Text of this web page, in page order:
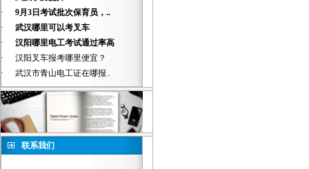
·
9月3日考试批次保育员，..
·
武汉哪里可以考叉车
·
汉阳哪里电工考试通过率高
·
汉阳叉车报考哪里便宜？
·
武汉市青山电工证在哪报..
联系我们